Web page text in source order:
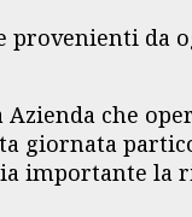
da
che
giornata
importante la